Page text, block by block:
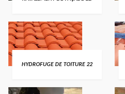
HYDROFUGE DE TOITURE 22